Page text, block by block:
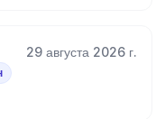
29 августа 2026 г.